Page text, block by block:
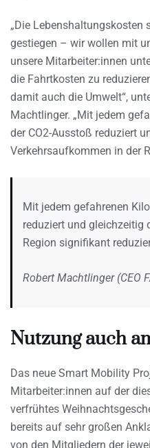
„Die Lebenshaltungskosten
gestiegen – wir wollen mit
unsere Mitarbeiter:innen
die Fahrtkosten zu
damit auch die Umwelt“,
Machtlinger. „Mit jedem
der CO2-Ausstoß reduziert
Verkehrsaufkommen in der
Mit jedem gefahrenen
reduziert und gleichzeitig
Region signifikant
Robert Machtlinger (CEO
Nutzung auch
Das neue Smart Mobility
Mitarbeiter:innen auf der
verfrühtes
bereits auf sehr großen
von den Mitgliedern der